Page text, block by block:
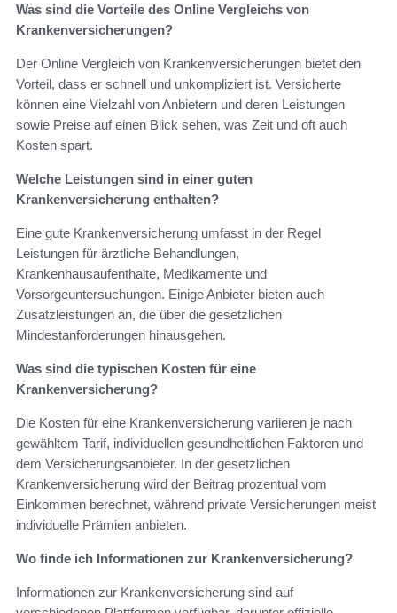
Was sind die Vorteile des Online Vergleichs von
Krankenversicherungen?
Der Online Vergleich von Krankenversicherungen bietet den
Vorteil, dass er schnell und unkompliziert ist. Versicherte
können eine Vielzahl von Anbietern und deren Leistungen
sowie Preise auf einen Blick sehen, was Zeit und oft auch
Kosten spart.
Welche Leistungen sind in einer guten
Krankenversicherung enthalten?
Eine gute Krankenversicherung umfasst in der Regel
Leistungen für ärztliche Behandlungen,
Krankenhausaufenthalte, Medikamente und
Vorsorgeuntersuchungen. Einige Anbieter bieten auch
Zusatzleistungen an, die über die gesetzlichen
Mindestanforderungen hinausgehen.
Was sind die typischen Kosten für eine
Krankenversicherung?
Die Kosten für eine Krankenversicherung variieren je nach
gewähltem Tarif, individuellen gesundheitlichen Faktoren und
dem Versicherungsanbieter. In der gesetzlichen
Krankenversicherung wird der Beitrag prozentual vom
Einkommen berechnet, während private Versicherungen meist
individuelle Prämien anbieten.
Wo finde ich Informationen zur Krankenversicherung?
Informationen zur Krankenversicherung sind auf